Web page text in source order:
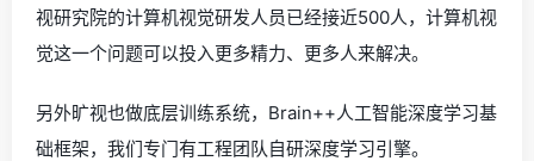
视研究院的计算机视觉研发人员已经接近500人，计算机视
觉这一个问题可以投入更多精力、更多人来解决。
另外旷视也做底层训练系统，Brain++人工智能深度学习基
础框架，我们专门有工程团队自研深度学习引擎。